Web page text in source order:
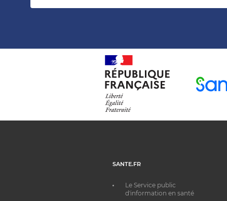
SANTE.FR
Le Service public
d'information en santé